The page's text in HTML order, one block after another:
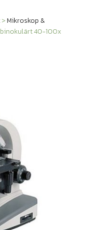
>Mikroskop &
40-100x